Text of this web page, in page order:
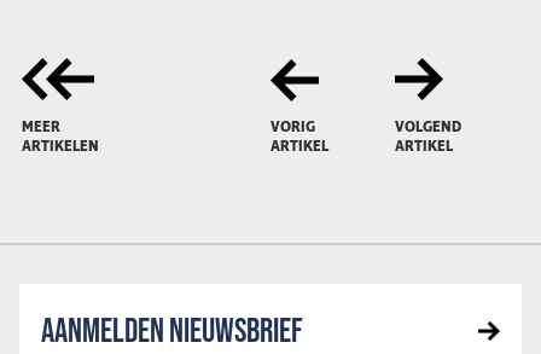
MEER
ARTIKELEN
VORIG
ARTIKEL
VOLGEND
ARTIKEL
AANMELDEN NIEUWSBRIEF